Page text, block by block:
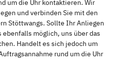
um die Uhr kontaktieren. Wir
und verbinden Sie mit den
Stöttwangs. Sollte Ihr Anliegen
möglich, uns über das
Handelt es sich jedoch um
rund um die Uhr